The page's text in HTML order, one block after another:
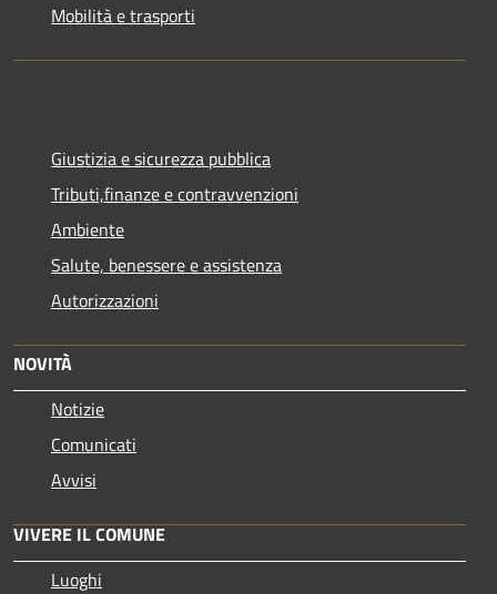
Mobilità e trasporti
Giustizia e sicurezza pubblica
Tributi,finanze e contravvenzioni
Ambiente
Salute, benessere e assistenza
Autorizzazioni
NOVITÀ
Notizie
Comunicati
Avvisi
VIVERE IL COMUNE
Luoghi